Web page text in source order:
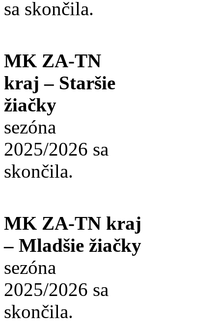
sa skončila.
MK ZA-TN
kraj – Staršie
žiačky
sezóna
2025/2026 sa
skončila.
MK ZA-TN kraj
– Mladšie žiačky
sezóna
2025/2026 sa
skončila.